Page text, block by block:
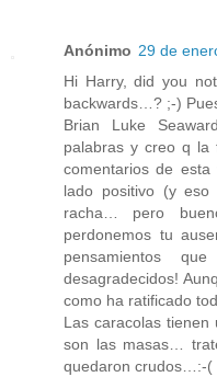
Anónimo 29 de
Hi Harry, did you
backwards…? ;-)
Brian Luke
palabras y creo q la
comentarios de
lado positivo (y
racha… pero
perdonemos tu
pensamientos
desagradecidos!
como ha ratificado
Las caracolas
son las masas…
quedaron crudos…:-(